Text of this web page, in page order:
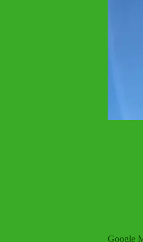
Google